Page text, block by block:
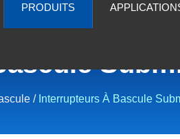
PRODUITS
/ Interrupteurs À Bascule